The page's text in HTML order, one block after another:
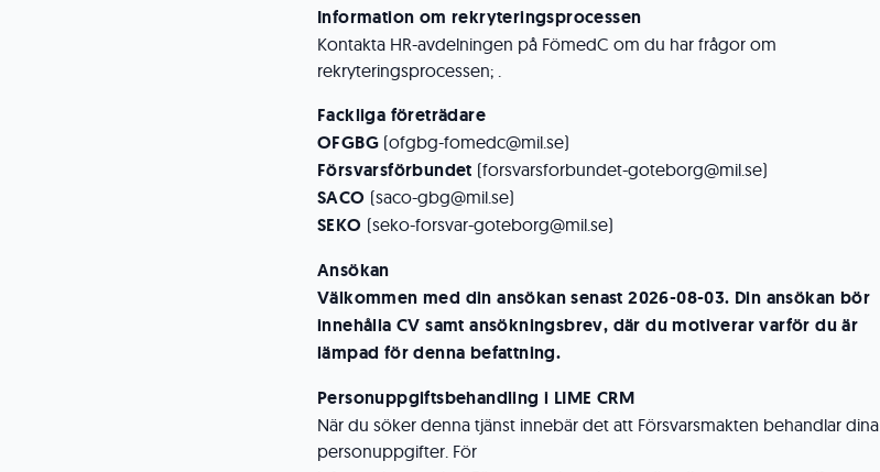
Information om rekryteringsprocessen
Kontakta HR-avdelningen på FömedC om du har frågor om
rekryteringsprocessen; .
Fackliga företrädare
OFGBG (ofgbg-fomedc@mil.se)
Försvarsförbundet (forsvarsforbundet-goteborg@mil.se)
SACO (saco-gbg@mil.se)
SEKO (seko-forsvar-goteborg@mil.se)
Ansökan
Välkommen med din ansökan senast 2026-08-03. Din ansökan bör
innehålla CV samt ansökningsbrev, där du motiverar varför du är
lämpad för denna befattning.
Personuppgiftsbehandling i LIME CRM
När du söker denna tjänst innebär det att Försvarsmakten behandlar dina
personuppgifter. För